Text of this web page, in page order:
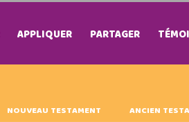
APPLIQUER PARTAGER
NOUVEAU TESTAMENT ANCIEN